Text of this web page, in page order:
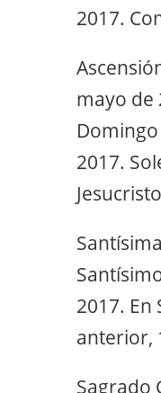
2017.
mayo de
2017.
2017.
anterior,
Sagrado